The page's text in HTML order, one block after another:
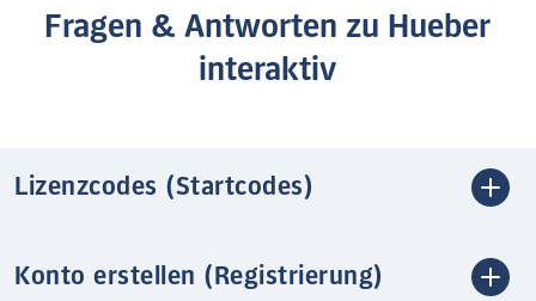
Fragen & Antworten zu Hueber
interaktiv
Lizenzcodes (Startcodes)
Konto erstellen (Registrierung)